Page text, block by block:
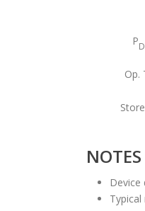
P
Op.
NOTES
Device